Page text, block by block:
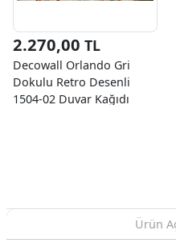
2.270,00 TL
Decowall Orlando Gri
Dokulu Retro Desenli
1504-02 Duvar Kağıdı
Ürün